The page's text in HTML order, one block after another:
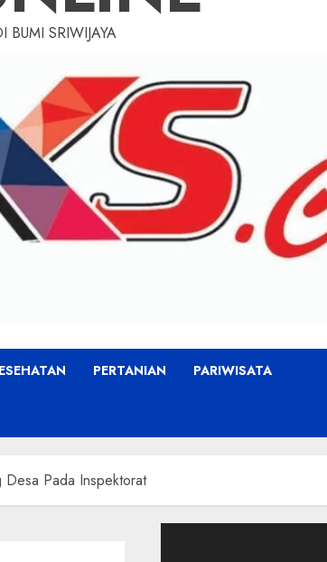
BUMI SRIWIJAYA
PERTANIAN PARIWISATA
Desa Pada Inspektorat